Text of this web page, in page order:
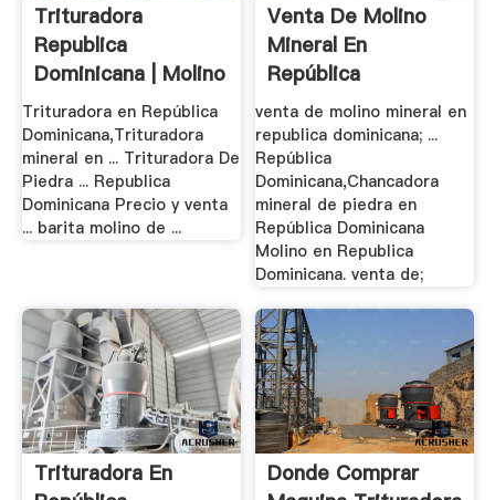
Trituradora
Republica
Dominicana | Molino
De .
Trituradora en República
Dominicana,Trituradora
mineral en ... Trituradora De
Piedra ... Republica
Dominicana Precio y venta
... barita molino de ...
Venta De Molino
Mineral En
República
Dominicana
venta de molino mineral en
republica dominicana; ...
República
Dominicana,Chancadora
mineral de piedra en
República Dominicana
Molino en Republica
Dominicana. venta de;
Trituradora En
Donde Comprar